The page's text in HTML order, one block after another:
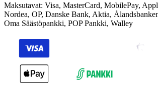
Maksutavat: Visa, MasterCard, MobilePay,
Nordea, OP, Danske Bank, Aktia,
Oma Säästöpankki, POP Pankki, Walley